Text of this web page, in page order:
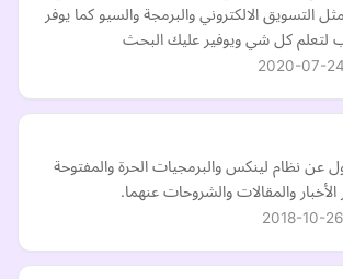
التسويق الالكتروني والبرمجة والسيو كما يوفر
لتعلم كل شي ويوفير عليك البحث
2020-07-24
عن نظام لينكس والبرمجيات الحرة والمفتوحة
والمقالات والشروحات عنهما.
2018-10-26